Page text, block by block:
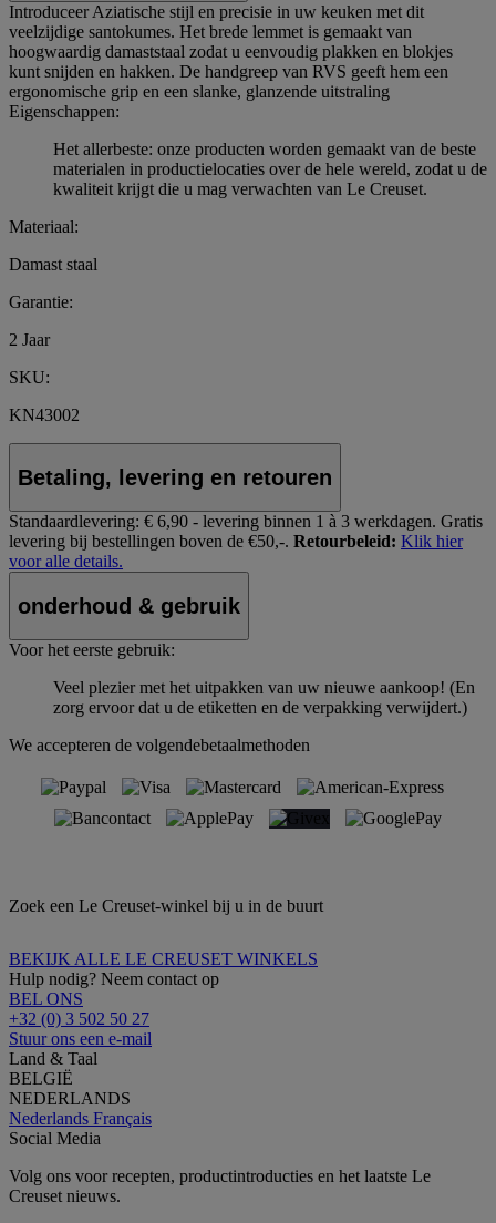
Introduceer Aziatische stijl en precisie in uw keuken met dit
veelzijdige santokumes. Het brede lemmet is gemaakt van
hoogwaardig damaststaal zodat u eenvoudig plakken en blokjes
kunt snijden en hakken. De handgreep van RVS geeft hem een
ergonomische grip en een slanke, glanzende uitstraling
Eigenschappen:
Het allerbeste: onze producten worden gemaakt van de beste
materialen in productielocaties over de hele wereld, zodat u de
kwaliteit krijgt die u mag verwachten van Le Creuset.
Materiaal:
Damast staal
Garantie:
2 Jaar
SKU:
KN43002
Betaling, levering en retouren
Standaardlevering: € 6,90 - levering binnen 1 à 3 werkdagen. Gratis
levering bij bestellingen boven de €50,-. Retourbeleid: Klik hier
voor alle details.
onderhoud & gebruik
Voor het eerste gebruik:
Veel plezier met het uitpakken van uw nieuwe aankoop! (En
zorg ervoor dat u de etiketten en de verpakking verwijdert.)
We accepteren de volgendebetaalmethoden
Zoek een Le Creuset-winkel bij u in de buurt
BEKIJK ALLE LE CREUSET WINKELS
Hulp nodig? Neem contact op
BEL ONS
+32 (0) 3 502 50 27
Stuur ons een e-mail
Land & Taal
BELGIË
NEDERLANDS
Nederlands Français
Social Media
Volg ons voor recepten, productintroducties en het laatste Le
Creuset nieuws.